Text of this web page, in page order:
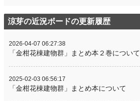
涼芽の近況ボードの更新履歴
2026-04-07 06:27:38
「金柑花棟建物群」まとめ本２巻について
2025-02-03 06:56:17
「金柑花棟建物群」まとめ本について